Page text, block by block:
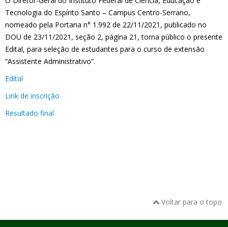
Tecnologia do Espírito Santo – Campus Centro-Serrano,
nomeado pela Portaria n° 1.992 de 22/11/2021, publicado no
DOU de 23/11/2021, seção 2, página 21, torna público o presente
Edital, para seleção de estudantes para o curso de extensão
“Assistente Administrativo”.
Edital
Link de inscrição
Resultado final
Voltar para o topo